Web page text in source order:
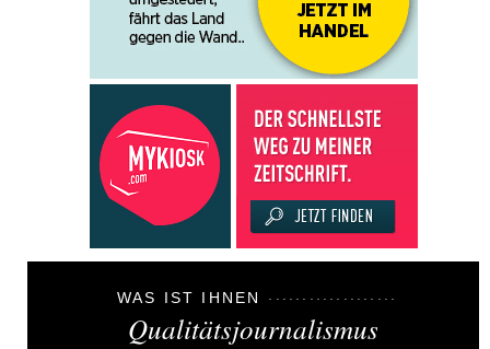
WAS IST IHNEN
Qualitätsjournalismus